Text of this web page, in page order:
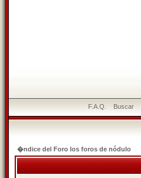
F.A.Q. Buscar
�ndice del Foro los foros de nódulo